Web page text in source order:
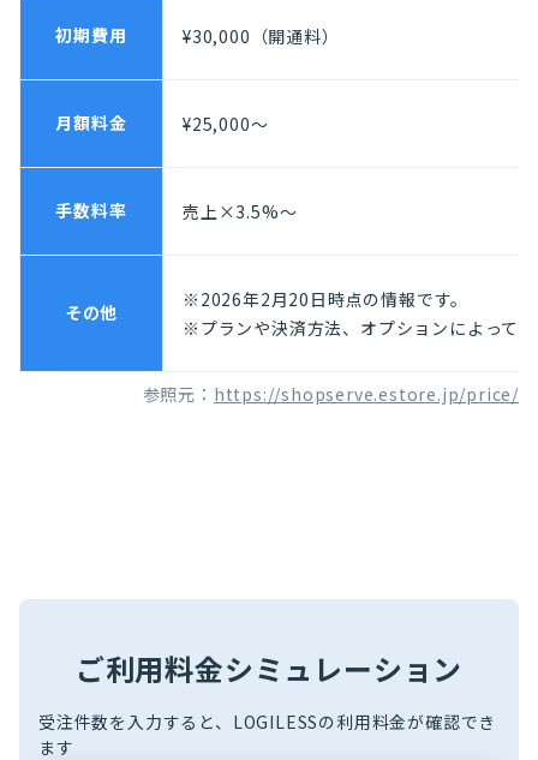
初期費用 ¥30,000（開通料）
月額料金 ¥25,000〜
手数料率 売上×3.5%〜
その他
※2026年2月20日時点の情報です。
※プランや決済方法、オプションによって
参照元： https://shopserve.estore.jp/price/
ご利用料金シミュレーション
受注件数を入力すると、LOGILESSの利用料金が確認でき
ます